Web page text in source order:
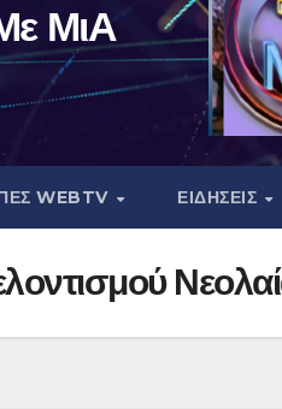
ΜιΑ
WEBTV ΕΙΔΗΣΕΙΣ